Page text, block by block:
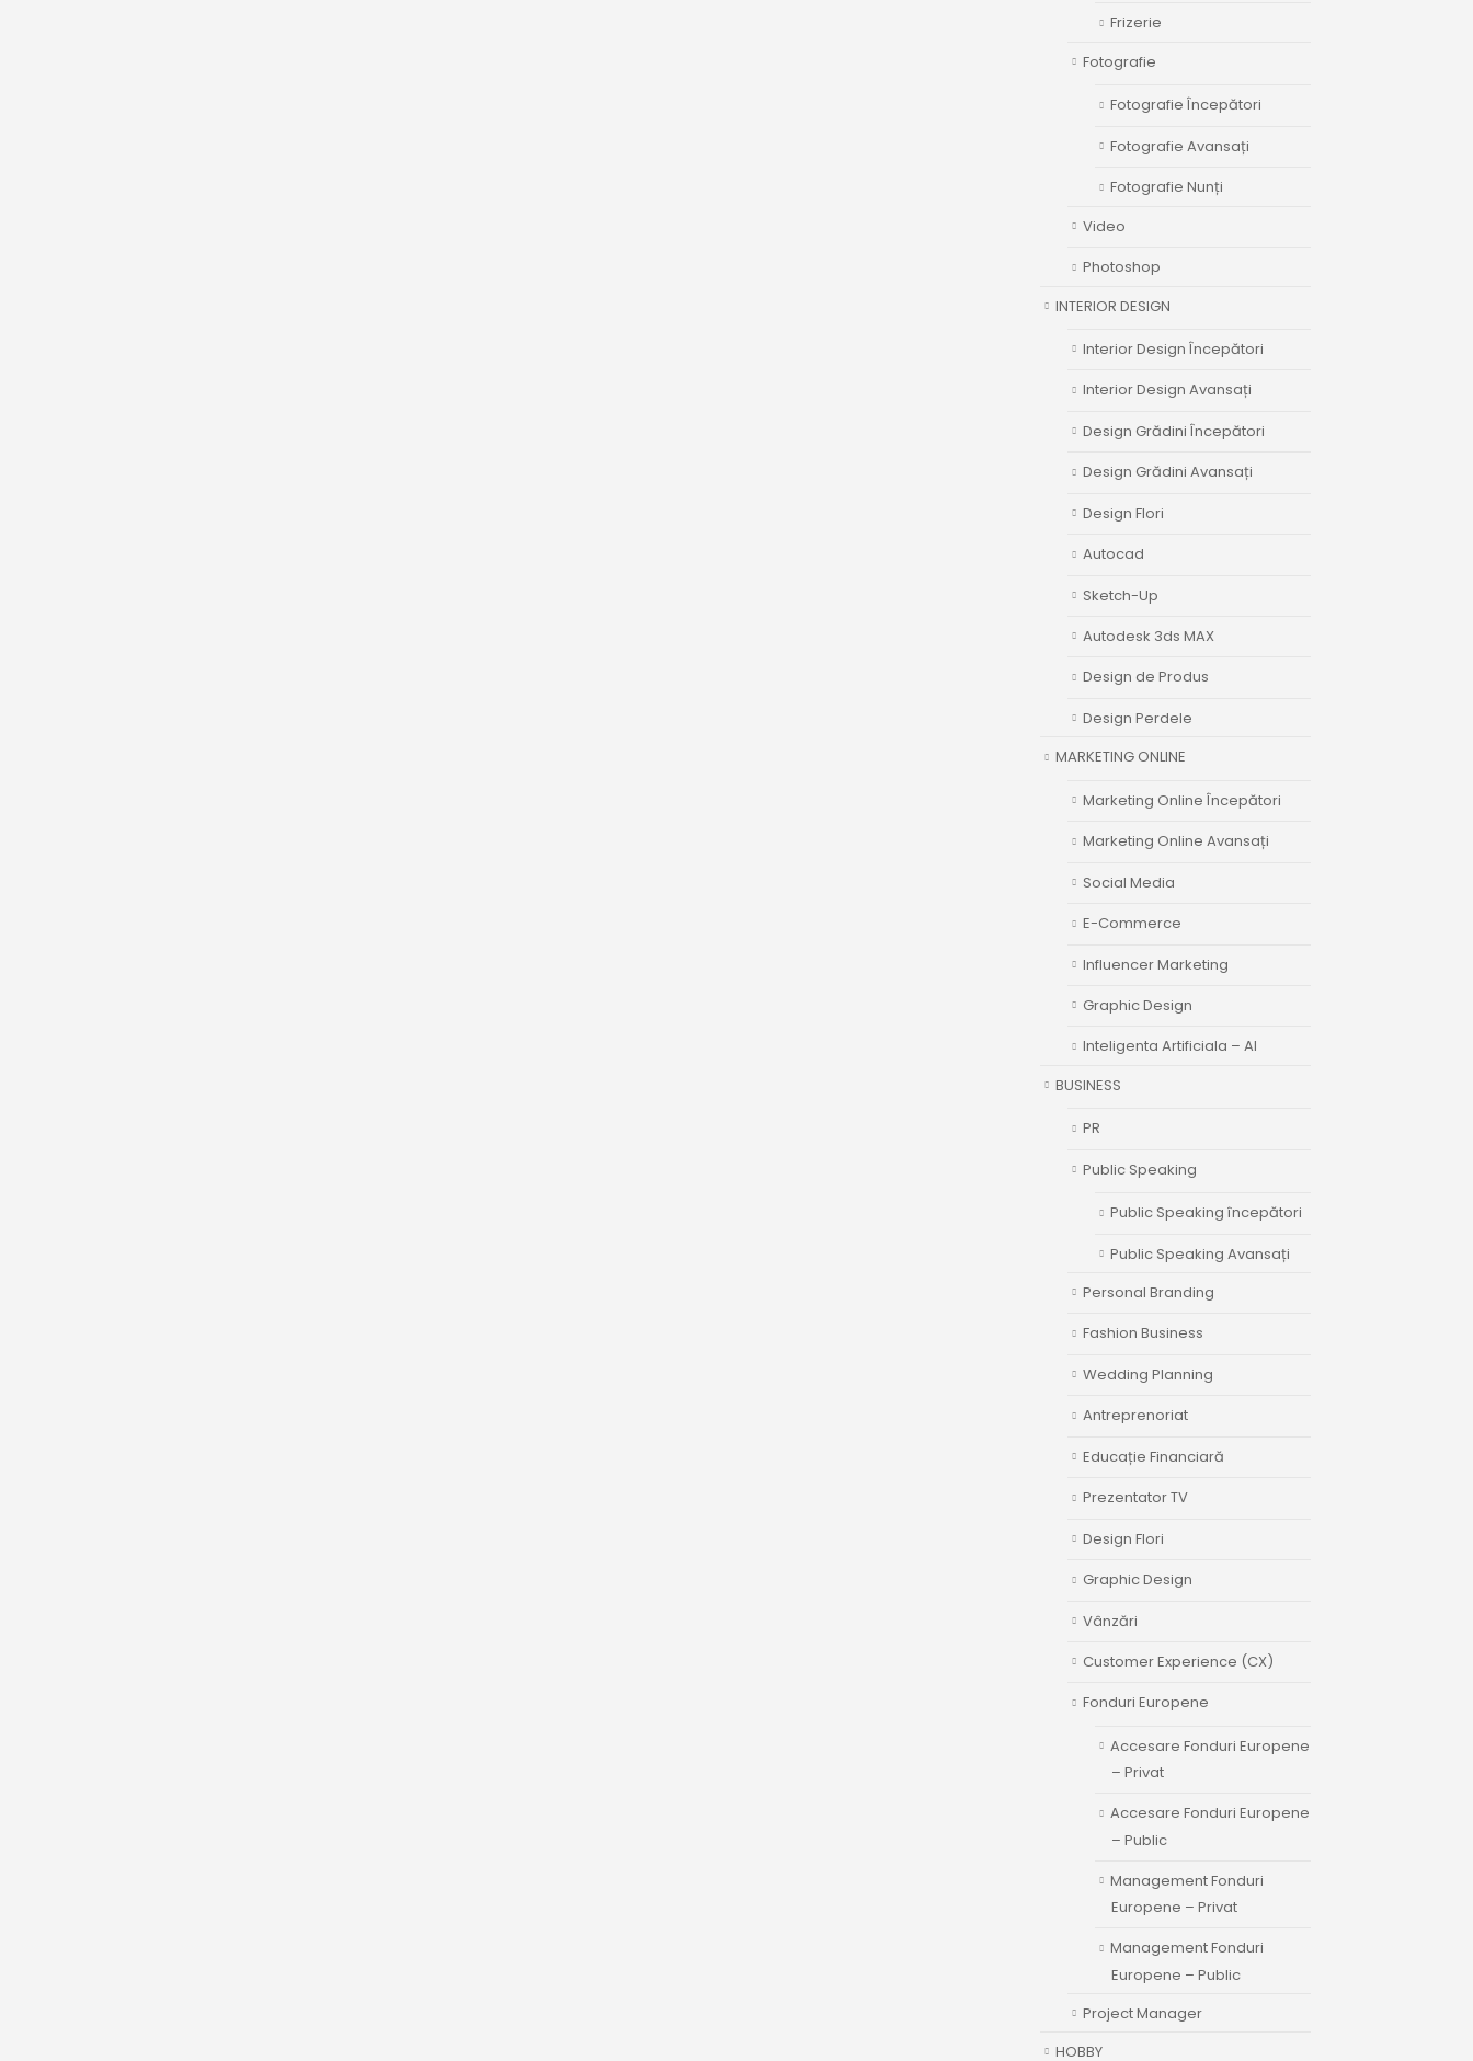
Frizerie
Fotografie
Fotografie Începători
Fotografie Avansați
Fotografie Nunți
Video
Photoshop
INTERIOR DESIGN
Interior Design Începători
Interior Design Avansați
Design Grădini Începători
Design Grădini Avansați
Design Flori
Autocad
Sketch-Up
Autodesk 3ds MAX
Design de Produs
Design Perdele
MARKETING ONLINE
Marketing Online Începători
Marketing Online Avansați
Social Media
E-Commerce
Influencer Marketing
Graphic Design
Inteligenta Artificiala – AI
BUSINESS
PR
Public Speaking
Public Speaking începători
Public Speaking Avansați
Personal Branding
Fashion Business
Wedding Planning
Antreprenoriat
Educație Financiară
Prezentator TV
Design Flori
Graphic Design
Vânzări
Customer Experience (CX)
Fonduri Europene
Accesare Fonduri Europene
– Privat
Accesare Fonduri Europene
– Public
Management Fonduri
Europene – Privat
Management Fonduri
Europene – Public
Project Manager
HOBBY